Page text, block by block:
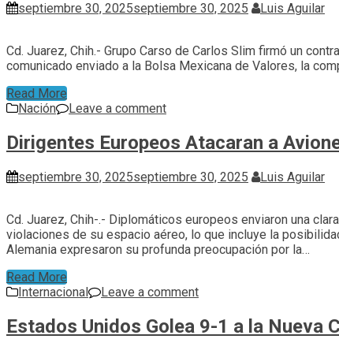
septiembre 30, 2025septiembre 30, 2025 Luis Aguilar
Cd. Juarez, Chih.- Grupo Carso de Carlos Slim firmó un
comunicado enviado a la Bolsa Mexicana de Valores, la
Read More
Nación
Leave a comment
Dirigentes Europeos Atacaran a
septiembre 30, 2025septiembre 30, 2025 Luis Aguilar
Cd. Juarez, Chih-.- Diplomáticos europeos enviaron una
violaciones de su espacio aéreo, lo que incluye la
Alemania expresaron su profunda preocupación por la…
Read More
Internacional
Leave a comment
Estados Unidos Golea 9-1 a la Nueva